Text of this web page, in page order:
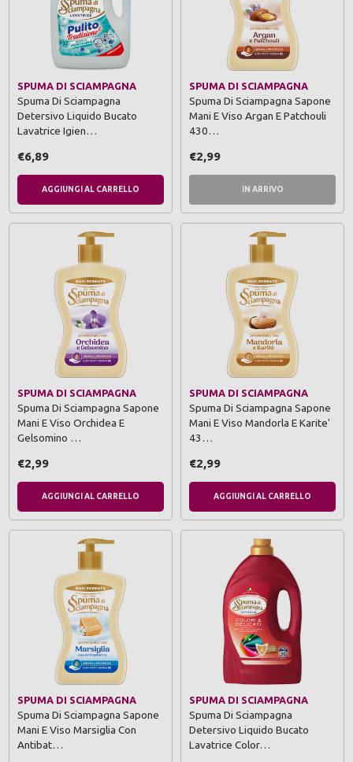
SPUMA DI SCIAMPAGNA
Spuma Di Sciampagna
Detersivo Liquido Bucato
Lavatrice Igien…
€6,89
AGGIUNGI AL CARRELLO
SPUMA DI SCIAMPAGNA
Spuma Di Sciampagna Sapone
Mani E Viso Argan E Patchouli
430…
€2,99
IN ARRIVO
SPUMA DI SCIAMPAGNA
Spuma Di Sciampagna Sapone
Mani E Viso Orchidea E
Gelsomino …
€2,99
AGGIUNGI AL CARRELLO
SPUMA DI SCIAMPAGNA
Spuma Di Sciampagna Sapone
Mani E Viso Mandorla E Karite'
43…
€2,99
AGGIUNGI AL CARRELLO
SPUMA DI SCIAMPAGNA
Spuma Di Sciampagna Sapone
Mani E Viso Marsiglia Con
Antibat…
SPUMA DI SCIAMPAGNA
Spuma Di Sciampagna
Detersivo Liquido Bucato
Lavatrice Color…